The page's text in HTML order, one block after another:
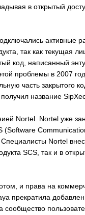
в открытый
активные
так как текущая
код, написанный
проблемы в 2007
часть закрытого
название
Nortel. Nortel уже
(Software
Nortel
SCS, так и в
и права на
прекратила
сообщество